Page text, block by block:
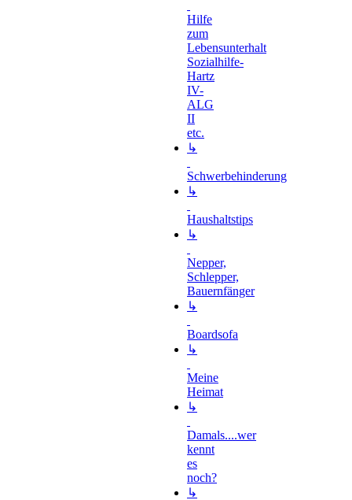
Hilfe
zum
Lebensunterhalt
Sozialhilfe-
Hartz
IV-
ALG
II
etc.
↳
Schwerbehinderung
↳
Haushaltstips
↳
Nepper,
Schlepper,
Bauernfänger
↳
Boardsofa
↳
Meine
Heimat
↳
Damals....wer
kennt
es
noch?
↳